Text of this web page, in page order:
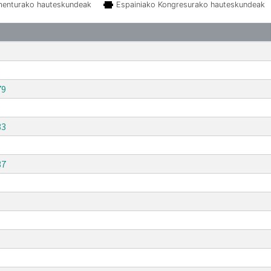
hauteskundeak Espainiako Kongresurako hauteskundeak